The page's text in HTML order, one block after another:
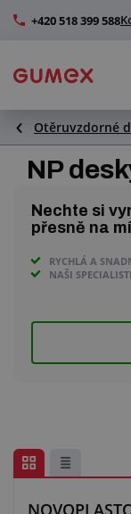
+420 518 399 588
Hadice a jejich
Profily a výroba
Technické plasty
Dopravníkové
Zlepšení
Další pryžové a
Vše o nákupu
O nás a kariéra
Otěruvzdorné
NP
Nechte si
přesně na
RYCHLÁ A
NAŠI